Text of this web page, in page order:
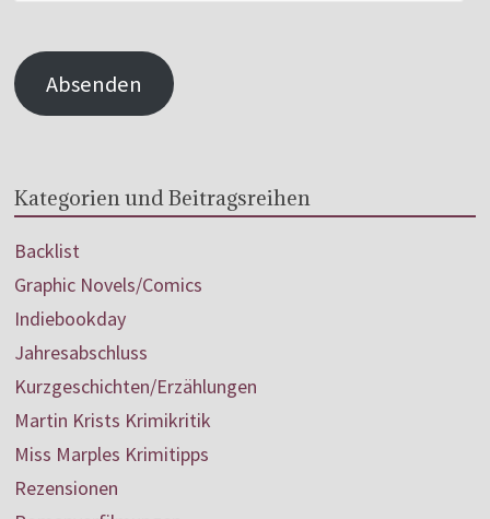
Absenden
Kategorien und Beitragsreihen
Backlist
Graphic Novels/Comics
Indiebookday
Jahresabschluss
Kurzgeschichten/Erzählungen
Martin Krists Krimikritik
Miss Marples Krimitipps
Rezensionen